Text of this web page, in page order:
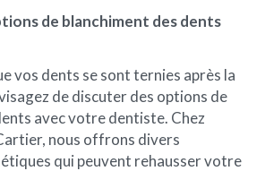
de blanchiment des dents
vos dents se sont ternies après la
de discuter des options de
avec votre dentiste. Chez
nous offrons divers
qui peuvent rehausser votre